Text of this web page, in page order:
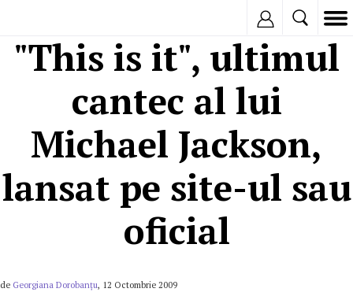
"This is it", ultimul
cantec al lui
Michael Jackson,
lansat pe site-ul sau
oficial
de Georgiana Dorobanțu, 12 Octombrie 2009